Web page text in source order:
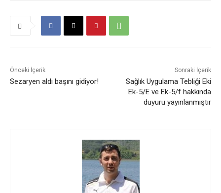
Önceki İçerik
Sezaryen aldı başını gidiyor!
Sonraki İçerik
Sağlık Uygulama Tebliği Eki
Ek-5/E ve Ek-5/f hakkında
duyuru yayınlanmıştır